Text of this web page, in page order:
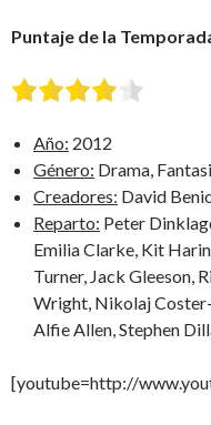
Puntaje de la
Año: 2012
Género: Drama,
Creadores: David
Reparto: Peter
Emilia Clarke, Kit
Turner, Jack Gleeson,
Wright, Nikolaj Coster-
Alfie Allen, Stephen
[youtube=http://